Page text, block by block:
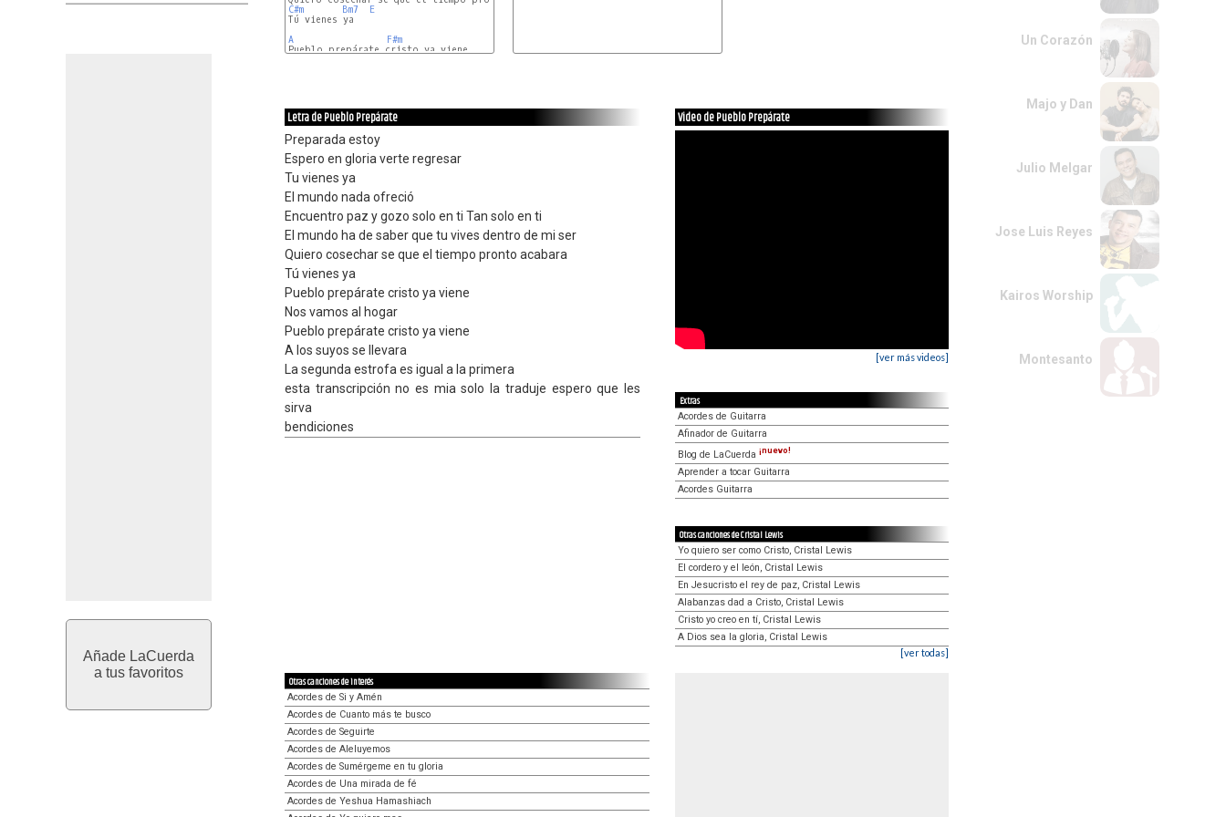
Añade LaCuerda
a tus favoritos
C#m
Bm7
E
Tú vienes ya
A
F#m
Letra de Pueblo Prepárate
Preparada estoy
Espero en gloria verte regresar
Tu vienes ya
El mundo nada ofreció
Encuentro paz y gozo solo en ti Tan solo en ti
El mundo ha de saber que tu vives dentro de mi ser
Quiero cosechar se que el tiempo pronto acabara
Tú vienes ya
Pueblo prepárate cristo ya viene
Nos vamos al hogar
Pueblo prepárate cristo ya viene
A los suyos se llevara
La segunda estrofa es igual a la primera
esta transcripción no es mia solo la traduje espero que les
sirva
bendiciones
Video de Pueblo Prepárate
[ver más videos]
Extras
Acordes de Guitarra
Afinador de Guitarra
Blog de LaCuerda ¡nuevo!
Aprender a tocar Guitarra
Acordes Guitarra
Otras canciones de Cristal Lewis
Yo quiero ser como Cristo, Cristal Lewis
El cordero y el león, Cristal Lewis
En Jesucristo el rey de paz, Cristal Lewis
Alabanzas dad a Cristo, Cristal Lewis
Cristo yo creo en tí, Cristal Lewis
A Dios sea la gloria, Cristal Lewis
[ver todas]
Otras canciones de interés
Acordes de Si y Amén
Acordes de Cuanto más te busco
Acordes de Seguirte
Acordes de Aleluyemos
Acordes de Sumérgeme en tu gloria
Acordes de Una mirada de fé
Acordes de Yeshua Hamashiach
Un Corazón
Majo y Dan
Julio Melgar
Jose Luis Reyes
Kairos Worship
Montesanto